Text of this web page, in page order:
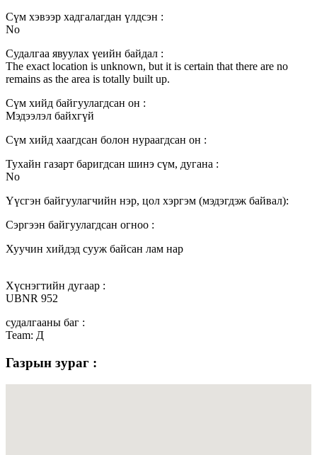
Сүм хэвээр хадгалагдан үлдсэн :
No
Судалгаа явуулах үеийн байдал :
The exact location is unknown, but it is certain that there are no
remains as the area is totally built up.
Сүм хийд байгуулагдсан он :
Мэдээлэл байхгүй
Сүм хийд хаагдсан болон нураагдсан он :
Тухайн газарт баригдсан шинэ сүм, дугана :
No
Үүсгэн байгуулагчийн нэр, цол хэргэм (мэдэгдэж байвал):
Сэргээн байгуулагдсан огноо :
Хуучин хийдэд сууж байсан лам нар
Хүснэгтийн дугаар :
UBNR 952
судалгааны баг :
Team: Д
Газрын зураг :